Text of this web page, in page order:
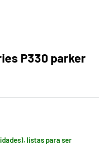
P330 parker
listas para ser